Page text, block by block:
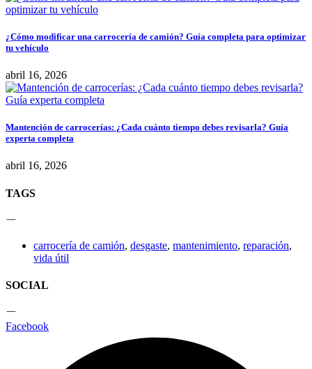
¿Cómo modificar una carrocería de camión? Guía completa para optimizar
tu vehículo
abril 16, 2026
Mantención de carrocerías: ¿Cada cuánto tiempo debes revisarla? Guía
experta completa
abril 16, 2026
TAGS
carrocería de camión, desgaste, mantenimiento, reparación,
vida útil
SOCIAL
Facebook